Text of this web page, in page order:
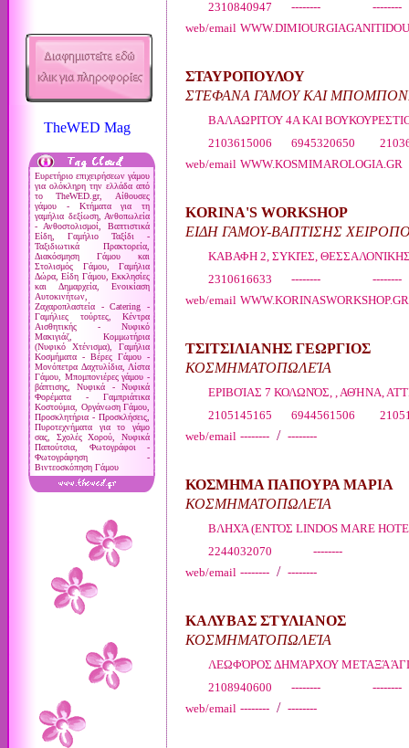
TheWED Mag
Ευρετήριο επιχειρήσεων γάμου
για ολόκληρη την ελλάδα από
το TheWED.gr, Αίθουσες
γάμου - Κτήματα για τη
γαμήλια δεξίωση, Ανθοπωλεία
- Ανθοστολισμοί, Βαπτιστικά
Είδη, Γαμήλιο Ταξίδι -
Ταξιδιωτικά Πρακτορεία,
Διακόσμηση Γάμου και
Στολισμός Γάμου, Γαμήλια
Δώρα, Είδη Γάμου, Εκκλησίες
και Δημαρχεία, Ενοικίαση
Αυτοκινήτων,
Ζαχαροπλαστεία - Catering -
Γαμήλιες τούρτες, Κέντρα
Αισθητικής - Νυφικό
Μακιγιάζ, Κομμωτήρια
(Νυφικό Χτένισμα), Γαμήλια
Κοσμήματα - Βέρες Γάμου -
Μονόπετρα Δαχτυλίδια, Λίστα
Γάμου, Μπομπονιέρες γάμου -
βάπτισης, Νυφικά - Νυφικά
Φορέματα - Γαμπριάτικα
Κοστούμια, Οργάνωση Γάμου,
Προσκλητήρια - Προσκλήσεις,
Πυροτεχνήματα για το γάμο
σας, Σχολές Χορού, Νυφικά
Παπούτσια, Φωτογράφοι -
Φωτογράφηση -
Βιντεοσκόπηση Γάμου
2310840947 -------- --------
web/email
ΣΤΑΥΡΟΠΟΥΛΟΥ
ΣΤΕΦΑΝΑ ΓΑΜΟΥ ΚΑΙ
ΒΑΛΑΩΡΙΤΟΥ 4Α ΚΑΙ
2103615006 6945320650
web/email WWW.KOSMIMAROLOGIA.GR
KORINA'S WORKSHOP
ΕΙΔΗ ΓΑΜΟΥ-ΒΑΠΤΙΣΗΣ
ΚΑΒΑΦΗ 2, ΣΥΚΙΈΣ,
2310616633 -------- --------
web/email WWW.KORINASWORKSHOP.GR
ΤΣΙΤΣΙΛΙΑΝΗΣ ΓΕΩΡΓΙΟΣ
ΚΟΣΜΗΜΑΤΟΠΩΛΕΊΑ
ΕΡΙΒΟΊΑΣ 7 ΚΟΛΩΝΌΣ, , ΑΘΉΝΑ,
2105145165 6944561506
web/email -------- / --------
ΚΟΣΜΗΜΑ ΠΑΠΟΥΡΑ ΜΑΡΙΑ
ΚΟΣΜΗΜΑΤΟΠΩΛΕΊΑ
ΒΛΗΧΆ (ΕΝΤΌΣ LINDOS MARE
2244032070 --------
web/email -------- / --------
ΚΑΛΥΒΑΣ ΣΤΥΛΙΑΝΟΣ
ΚΟΣΜΗΜΑΤΟΠΩΛΕΊΑ
ΛΕΩΦΌΡΟΣ ΔΗΜΆΡΧΟΥ ΜΕΤΑΞΆ
2108940600 -------- --------
web/email -------- / --------